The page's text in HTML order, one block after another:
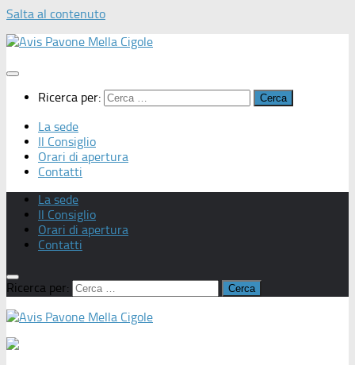
Salta al contenuto
Ricerca per:
La sede
Il Consiglio
Orari di apertura
Contatti
La sede
Il Consiglio
Orari di apertura
Contatti
Ricerca per: